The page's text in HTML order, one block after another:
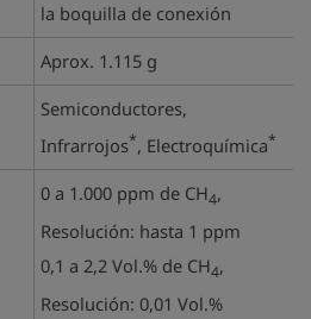
la boquilla de conexión
Aprox. 1.115 g
Semiconductores,
Infrarrojos*, Electroquímica*
0 a 1.000 ppm de CH4,
Resolución: hasta 1 ppm
0,1 a 2,2 Vol.% de CH4,
Resolución: 0,01 Vol.%